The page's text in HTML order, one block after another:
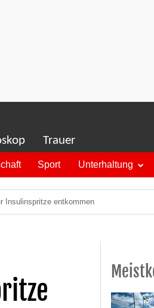
Trauer
Sport Unterhaltung
Insulinspritze entkommen